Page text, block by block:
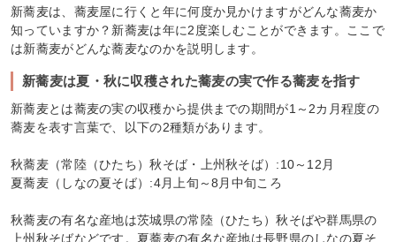
新蕎麦は、蕎麦屋に行くと年に何度か見かけますがどんな蕎麦か
知っていますか？新蕎麦は年に2度楽しむことができます。ここで
は新蕎麦がどんな蕎麦なのかを説明します。
新蕎麦は夏・秋に収穫された蕎麦の実で作る蕎麦を指す
新蕎麦とは蕎麦の実の収穫から提供までの期間が1～2カ月程度の
蕎麦を表す言葉で、以下の2種類があります。
秋蕎麦（常陸（ひたち）秋そば・上州秋そば）:10～12月
夏蕎麦（しなの夏そば）:4月上旬～8月中旬ころ
秋蕎麦の有名な産地は茨城県の常陸（ひたち）秋そばや群馬県の
上州秋そばなどです。夏蕎麦の有名な産地は長野県のしなの夏そ